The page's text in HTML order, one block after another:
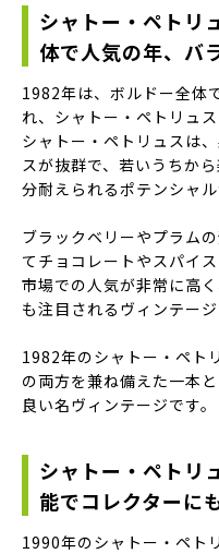
シャトー・ペト
体で人気の年、バ
1982年は、ボルドー全体
れ、シャトー・ペトリュ
シャトー・ペトリュスは
スが抜群で、若いうちか
分耐えられるポテンシャル
ブラックベリーやプラム
てチョコレートやスパイ
市場での人気が非常に高
も注目されるヴィンテージ
1982年のシャトー・ペト
の両方を兼ね備えた一本
良い名ヴィンテージです。
シャトー・ペト
能でコレクターに
1990年のシャトー・ペト